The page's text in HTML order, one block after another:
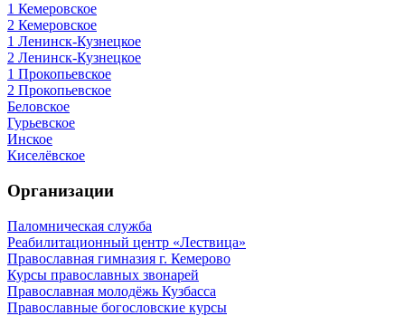
1 Кемеровское
2 Кемеровское
1 Ленинск-Кузнецкое
2 Ленинск-Кузнецкое
1 Прокопьевское
2 Прокопьевское
Беловское
Гурьевское
Инское
Киселёвское
Организации
Паломническая служба
Реабилитационный центр «Лествица»
Православная гимназия г. Кемерово
Курсы православных звонарей
Православная молодёжь Кузбасса
Православные богословские курсы